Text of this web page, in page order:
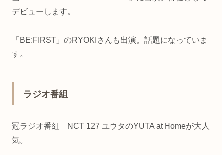
デビューします。
「BE:FIRST」のRYOKIさんも出演。話題になっていま
す。
ラジオ番組
冠ラジオ番組 NCT 127 ユウタのYUTA at Homeが大人
気。